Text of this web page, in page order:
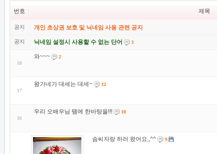
번호 제목
공지 개인 초상권 보호 및 닉네임 사용 관련 공지
공지 닉네임 설정시 사용할 수 없는 단어 3
18
와~~~ 2
17
왕가네가 대세는 대세~ 12
16
우리 오배우님 땜에 한바탕을!!! 10
솜씨자랑 하러 왔어요,,^^ 9